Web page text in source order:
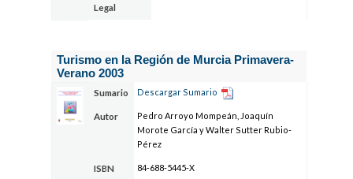
Legal
Turismo en la Región de Murcia Primavera-
Verano 2003
Sumario Descargar Sumario
Autor
Pedro Arroyo Mompeán, Joaquín
Morote García y Walter Sutter Rubio-
Pérez
ISBN 84-688-5445-X